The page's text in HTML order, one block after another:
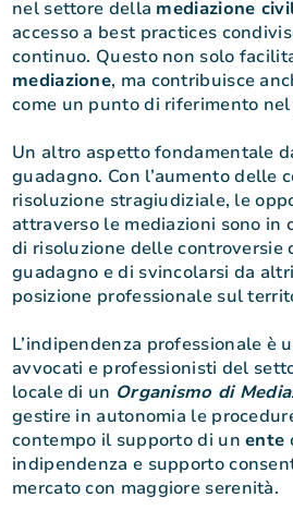
nel settore della mediazione
accesso a best practices
continuo. Questo non solo
mediazione, ma contribuisce
come un punto di riferimento
Un altro aspetto fondamentale
guadagno. Con l’aumento delle
risoluzione stragiudiziale, le
attraverso le mediazioni sono in
di risoluzione delle
guadagno e di svincolarsi da
posizione professionale sul
L’indipendenza professionale è
avvocati e professionisti del
locale di un Organismo di
gestire in autonomia le
contempo il supporto di unente
indipendenza e supporto
mercato con maggiore serenità.